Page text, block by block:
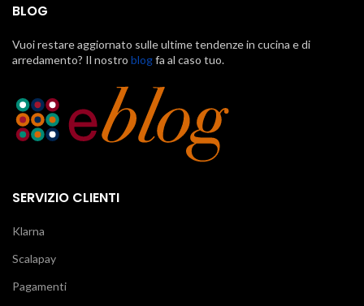
BLOG
Vuoi restare aggiornato sulle ultime tendenze in cucina e di
arredamento? Il nostro blogfa al caso tuo.
SERVIZIO CLIENTI
Klarna
Scalapay
Pagamenti